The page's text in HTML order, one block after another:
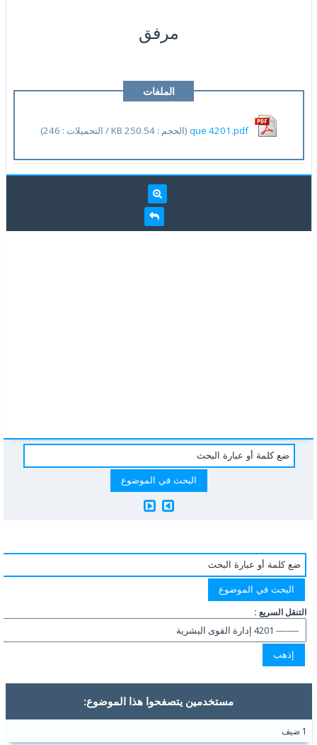
مرفق
الملفات
المرفقة
que 4201.pdf(الحجم : 250.54 KB / التحميلات : 246)
التنقل السريع :
مستخدمين يتصفحوا هذا الموضوع: